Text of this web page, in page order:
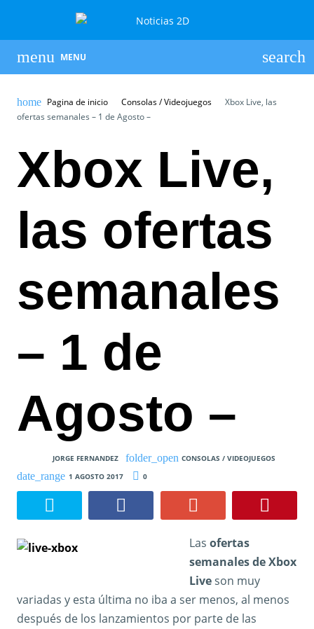
MENU
Pagina de inicio Consolas / Videojuegos
Xbox Live, las
ofertas semanales – 1 de Agosto –
Xbox Live,
las ofertas
semanales
– 1 de
Agosto –
JORGE FERNANDEZ
CONSOLAS / VIDEOJUEGOS
1 AGOSTO 2017
0
Las ofertas
semanales de Xbox
Liveson muy
variadas y esta última no iba a ser menos, al menos
después de los lanzamientos por parte de las